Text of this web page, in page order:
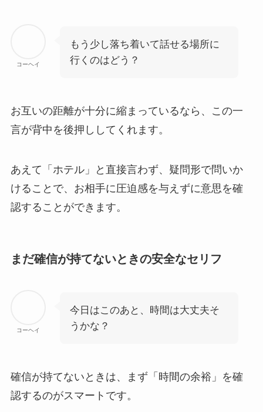
コーヘイ
もう少し落ち着いて話せる場所に
行くのはどう？
お互いの距離が十分に縮まっているなら、この一
言が背中を後押ししてくれます。
あえて「ホテル」と直接言わず、疑問形で問いか
けることで、お相手に圧迫感を与えずに意思を確
認することができます。
まだ確信が持てないときの安全なセリフ
コーヘイ
今日はこのあと、時間は大丈夫そ
うかな？
確信が持てないときは、まず「時間の余裕」を確
認するのがスマートです。